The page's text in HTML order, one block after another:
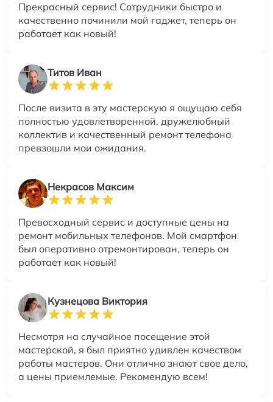
Прекрасный сервис! Сотрудники быстро и
качественно починили мой гаджет, теперь он
работает как новый!
Титов Иван
После визита в эту мастерскую я ощущаю себя
полностью удовлетворенной, дружелюбный
коллектив и качественный ремонт телефона
превзошли мои ожидания.
Некрасов Максим
Превосходный сервис и доступные цены на
ремонт мобильных телефонов. Мой смартфон
был оперативно отремонтирован, теперь он
работает как новый!
Кузнецова Виктория
Несмотря на случайное посещение этой
мастерской, я был приятно удивлен качеством
работы мастеров. Они отлично знают свое дело,
а цены приемлемые. Рекомендую всем!